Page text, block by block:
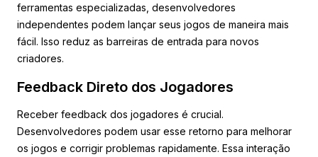
ferramentas especializadas, desenvolvedores
independentes podem lançar seus jogos de maneira mais
fácil. Isso reduz as barreiras de entrada para novos
criadores.
Feedback Direto dos Jogadores
Receber feedback dos jogadores é crucial.
Desenvolvedores podem usar esse retorno para melhorar
os jogos e corrigir problemas rapidamente. Essa interação